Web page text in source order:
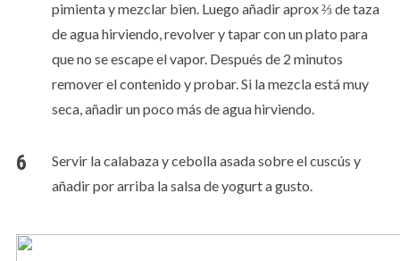
pimienta y mezclar bien. Luego añadir aprox ⅔ de taza
de agua hirviendo, revolver y tapar con un plato para
que no se escape el vapor. Después de 2 minutos
remover el contenido y probar. Si la mezcla está muy
seca, añadir un poco más de agua hirviendo.
Servir la calabaza y cebolla asada sobre el cuscús y
añadir por arriba la salsa de yogurt a gusto.